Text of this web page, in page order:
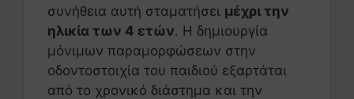
συνήθεια αυτή σταματήσει μέχρι την
ηλικία των 4 ετών. Η δημιουργία
μόνιμων παραμορφώσεων στην
οδοντοστοιχία του παιδιού εξαρτάται
από το χρονικό διάστημα και την